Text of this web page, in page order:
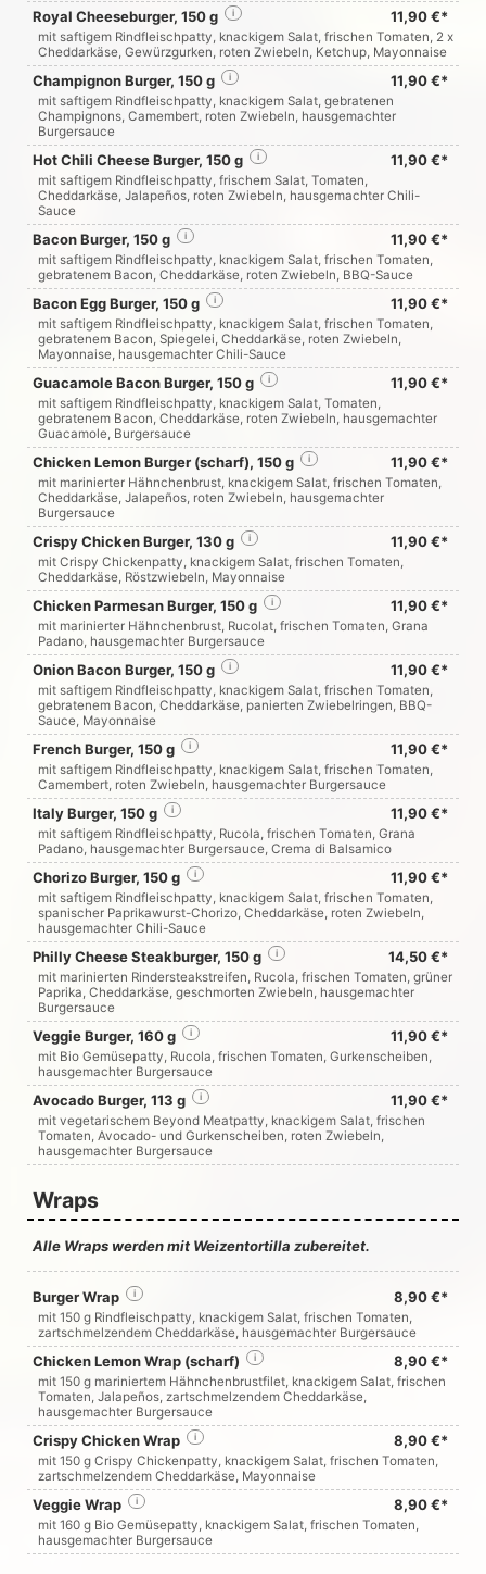
Royal Cheeseburger, 150 g 11,90 €*
i
mit saftigem Rindfleischpatty, knackigem Salat, frischen Tomaten, 2 x
Cheddarkäse, Gewürzgurken, roten Zwiebeln, Ketchup, Mayonnaise
Champignon Burger, 150 g 11,90 €*
i
mit saftigem Rindfleischpatty, knackigem Salat, gebratenen
Champignons, Camembert, roten Zwiebeln, hausgemachter
Burgersauce
Hot Chili Cheese Burger, 150 g 11,90 €*
i
mit saftigem Rindfleischpatty, frischem Salat, Tomaten,
Cheddarkäse, Jalapeños, roten Zwiebeln, hausgemachter Chili-
Sauce
Bacon Burger, 150 g 11,90 €*
i
mit saftigem Rindfleischpatty, knackigem Salat, frischen Tomaten,
gebratenem Bacon, Cheddarkäse, roten Zwiebeln, BBQ-Sauce
Bacon Egg Burger, 150 g 11,90 €*
i
mit saftigem Rindfleischpatty, knackigem Salat, frischen Tomaten,
gebratenem Bacon, Spiegelei, Cheddarkäse, roten Zwiebeln,
Mayonnaise, hausgemachter Chili-Sauce
Guacamole Bacon Burger, 150 g 11,90 €*
i
mit saftigem Rindfleischpatty, knackigem Salat, Tomaten,
gebratenem Bacon, Cheddarkäse, roten Zwiebeln, hausgemachter
Guacamole, Burgersauce
Chicken Lemon Burger (scharf), 150 g 11,90 €*
i
mit marinierter Hähnchenbrust, knackigem Salat, frischen Tomaten,
Cheddarkäse, Jalapeños, roten Zwiebeln, hausgemachter
Burgersauce
Crispy Chicken Burger, 130 g 11,90 €*
i
mit Crispy Chickenpatty, knackigem Salat, frischen Tomaten,
Cheddarkäse, Röstzwiebeln, Mayonnaise
Chicken Parmesan Burger, 150 g 11,90 €*
i
mit marinierter Hähnchenbrust, Rucolat, frischen Tomaten, Grana
Padano, hausgemachter Burgersauce
Onion Bacon Burger, 150 g 11,90 €*
i
mit saftigem Rindfleischpatty, knackigem Salat, frischen Tomaten,
gebratenem Bacon, Cheddarkäse, panierten Zwiebelringen, BBQ-
Sauce, Mayonnaise
French Burger, 150 g 11,90 €*
i
mit saftigem Rindfleischpatty, knackigem Salat, frischen Tomaten,
Camembert, roten Zwiebeln, hausgemachter Burgersauce
Italy Burger, 150 g 11,90 €*
i
mit saftigem Rindfleischpatty, Rucola, frischen Tomaten, Grana
Padano, hausgemachter Burgersauce, Crema di Balsamico
Chorizo Burger, 150 g 11,90 €*
i
mit saftigem Rindfleischpatty, knackigem Salat, frischen Tomaten,
spanischer Paprikawurst-Chorizo, Cheddarkäse, roten Zwiebeln,
hausgemachter Chili-Sauce
Philly Cheese Steakburger, 150 g 14,50 €*
i
mit marinierten Rindersteakstreifen, Rucola, frischen Tomaten, grüner
Paprika, Cheddarkäse, geschmorten Zwiebeln, hausgemachter
Burgersauce
Veggie Burger, 160 g 11,90 €*
i
mit Bio Gemüsepatty, Rucola, frischen Tomaten, Gurkenscheiben,
hausgemachter Burgersauce
Avocado Burger, 113 g 11,90 €*
i
mit vegetarischem Beyond Meatpatty, knackigem Salat, frischen
Tomaten, Avocado- und Gurkenscheiben, roten Zwiebeln,
hausgemachter Burgersauce
Wraps
Alle Wraps werden mit Weizentortilla zubereitet.
Burger Wrap 8,90 €*
i
mit 150 g Rindfleischpatty, knackigem Salat, frischen Tomaten,
zartschmelzendem Cheddarkäse, hausgemachter Burgersauce
Chicken Lemon Wrap (scharf) 8,90 €*
i
mit 150 g mariniertem Hähnchenbrustfilet, knackigem Salat, frischen
Tomaten, Jalapeños, zartschmelzendem Cheddarkäse,
hausgemachter Burgersauce
Crispy Chicken Wrap 8,90 €*
i
mit 150 g Crispy Chickenpatty, knackigem Salat, frischen Tomaten,
zartschmelzendem Cheddarkäse, Mayonnaise
Veggie Wrap 8,90 €*
i
mit 160 g Bio Gemüsepatty, knackigem Salat, frischen Tomaten,
hausgemachter Burgersauce